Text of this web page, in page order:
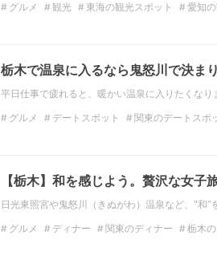
グルメ 観光 東海の観光スポット 愛知
栃木で温泉に入るなら鬼怒川で決ま
平日仕事で疲れると、暖かい温泉に入りたくな
グルメ デートスポット 関東のデートスポ
【栃木】和を感じよう。贅沢な女子
日光東照宮や鬼怒川（きぬがわ）温泉など、"和
グルメ ディナー 関東のディナー 栃木